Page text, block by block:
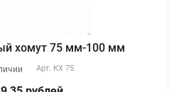
хомут 75 мм-100 мм
Арт. КХ 75